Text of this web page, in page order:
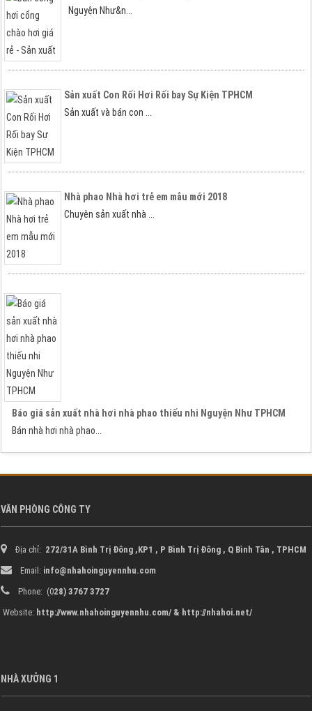
Nguyện Như&n...
Sản xuất Con Rối Hơi Rối bay Sự Kiện TPHCM
Sản xuất và bán con ...
Nhà phao Nhà hơi trẻ em mẫu mới 2018
Chuyên sản xuất nhà ...
Báo giá sản xuất nhà hơi nhà phao thiếu nhi Nguyện Như TPHCM
Bán nhà hơi nhà phao...
VĂN PHÒNG CÔNG TY
Địa chỉ: 272/31A Bình Trị Đông ,KP1 , P Bình Trị Đông , Q Bình Tân , TPHCM
Email: info@nhahoinguyennhu.com
Phone: (028) 3767 3727
Website: http://www.nhahoinguyennhu.com/ & http://nhahoi.net/
NHÀ XƯỞNG 1